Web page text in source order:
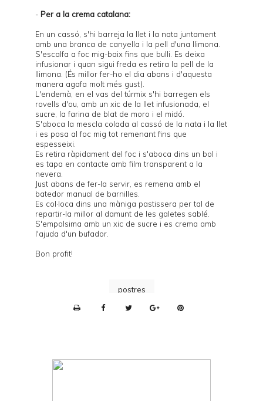
- Per a la crema catalana:
En un cassó, s'hi barreja la llet i la nata juntament
amb una branca de canyella i la pell d'una llimona.
S'escalfa a foc mig-baix fins que bulli. Es deixa
infusionar i quan sigui freda es retira la pell de la
llimona. (És millor fer-ho el dia abans i d'aquesta
manera agafa molt més gust).
L'endemà, en el vas del túrmix s'hi barregen els
rovells d'ou, amb un xic de la llet infusionada, el
sucre, la farina de blat de moro i el midó.
S'aboca la mescla colada al cassó de la nata i la llet
i es posa al foc mig tot remenant fins que
espesseixi.
Es retira ràpidament del foc i s'aboca dins un bol i
es tapa en contacte amb film transparent a la
nevera.
Just abans de fer-la servir, es remena amb el
batedor manual de barnilles.
Es col·loca dins una màniga pastissera per tal de
repartir-la millor al damunt de les galetes sablé.
S'empolsima amb un xic de sucre i es crema amb
l'ajuda d'un bufador.
Bon profit!
postres
n